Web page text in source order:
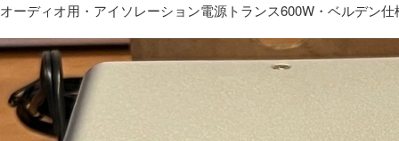
オーディオ用・アイソレーション電源トランス600W・ベルデン仕